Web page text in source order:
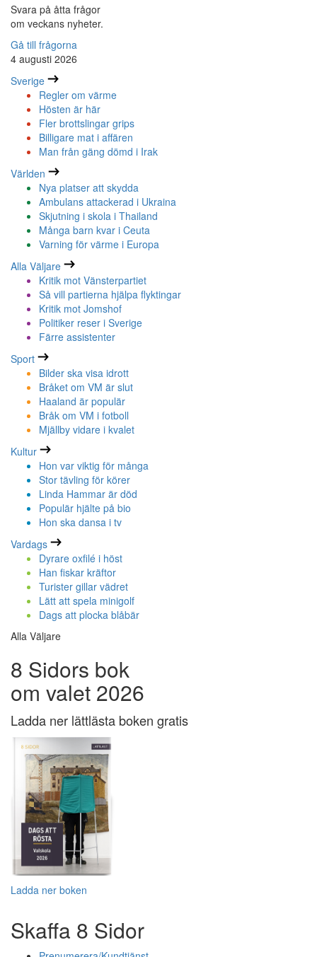
Svara på åtta frågor
om veckans nyheter.
Gå till frågorna
4 augusti 2026
Sverige
Regler om värme
Hösten är här
Fler brottslingar grips
Billigare mat i affären
Man från gäng dömd i Irak
Världen
Nya platser att skydda
Ambulans attackerad i Ukraina
Skjutning i skola i Thailand
Många barn kvar i Ceuta
Varning för värme i Europa
Alla Väljare
Kritik mot Vänsterpartiet
Så vill partierna hjälpa flyktingar
Kritik mot Jomshof
Politiker reser i Sverige
Färre assistenter
Sport
Bilder ska visa idrott
Bråket om VM är slut
Haaland är populär
Bråk om VM i fotboll
Mjällby vidare i kvalet
Kultur
Hon var viktig för många
Stor tävling för körer
Linda Hammar är död
Populär hjälte på bio
Hon ska dansa i tv
Vardags
Dyrare oxfilé i höst
Han fiskar kräftor
Turister gillar vädret
Lätt att spela minigolf
Dags att plocka blåbär
Alla Väljare
8 Sidors bok
om valet 2026
Ladda ner lättlästa boken gratis
Ladda ner boken
Skaffa 8 Sidor